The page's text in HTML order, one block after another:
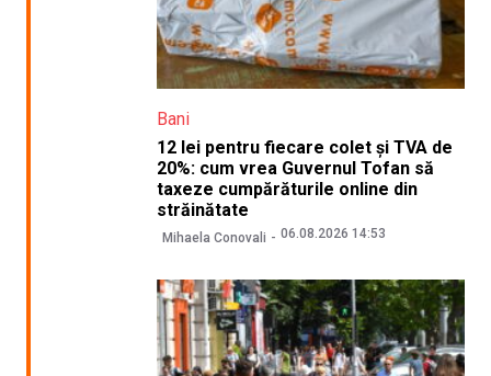
Bani
12 lei pentru fiecare colet și TVA de
20%: cum vrea Guvernul Tofan să
taxeze cumpărăturile online din
străinătate
Mihaela Conovali 06.08.2026 14:53